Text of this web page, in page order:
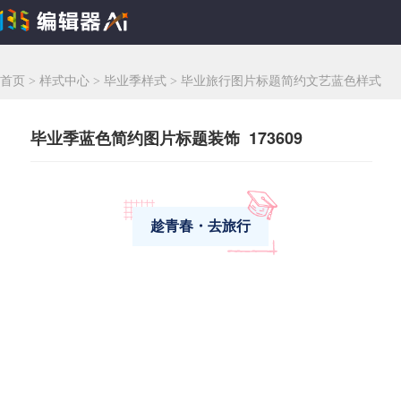
首页 > 样式中心 > 毕业季样式 > 毕业旅行图片标题简约文艺蓝色样式
毕业季蓝色简约图片标题装饰 173609
趁青春・去旅行